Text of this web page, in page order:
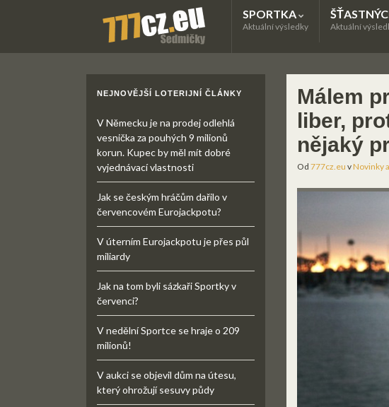
SPORTKA
Aktuální výsledky Aktuální
Málem
liber,
nějaký
Od 777cz.eu vNovinky
NEJNOVĚJŠÍ LOTERIJNÍ ČLÁNKY
V Německu je na prodej odlehlá
vesnička za pouhých 9 milionů
korun. Kupec by měl mít dobré
vyjednávací vlastnosti
Jak se českým hráčům dařilo v
červencovém Eurojackpotu?
V úterním Eurojackpotu je přes půl
miliardy
Jak na tom byli sázkaři Sportky v
červenci?
V nedělní Sportce se hraje o 209
milionů!
V aukci se objevil dům na útesu,
který ohrožují sesuvy půdy